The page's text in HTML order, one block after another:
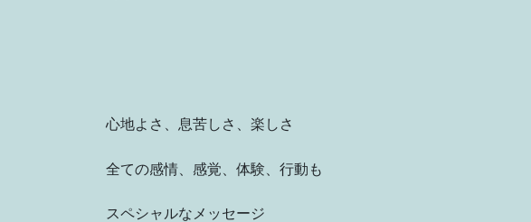
心地よさ、息苦しさ、楽しさ
全ての感情、感覚、体験、行動も
スペシャルなメッセージ